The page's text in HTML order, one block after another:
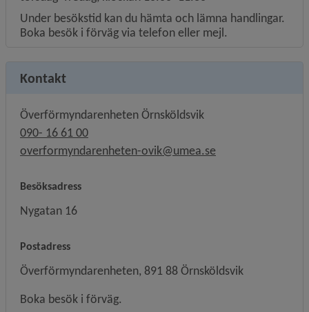
Under besökstid kan du hämta och lämna handlingar.
Boka besök i förväg via telefon eller mejl.
Kontakt
Överförmyndarenheten Örnsköldsvik
090- 16 61 00
overformyndarenheten-ovik@umea.se
Besöksadress
Nygatan 16
Postadress
Överförmyndarenheten, 891 88 Örnsköldsvik
Boka besök i förväg.